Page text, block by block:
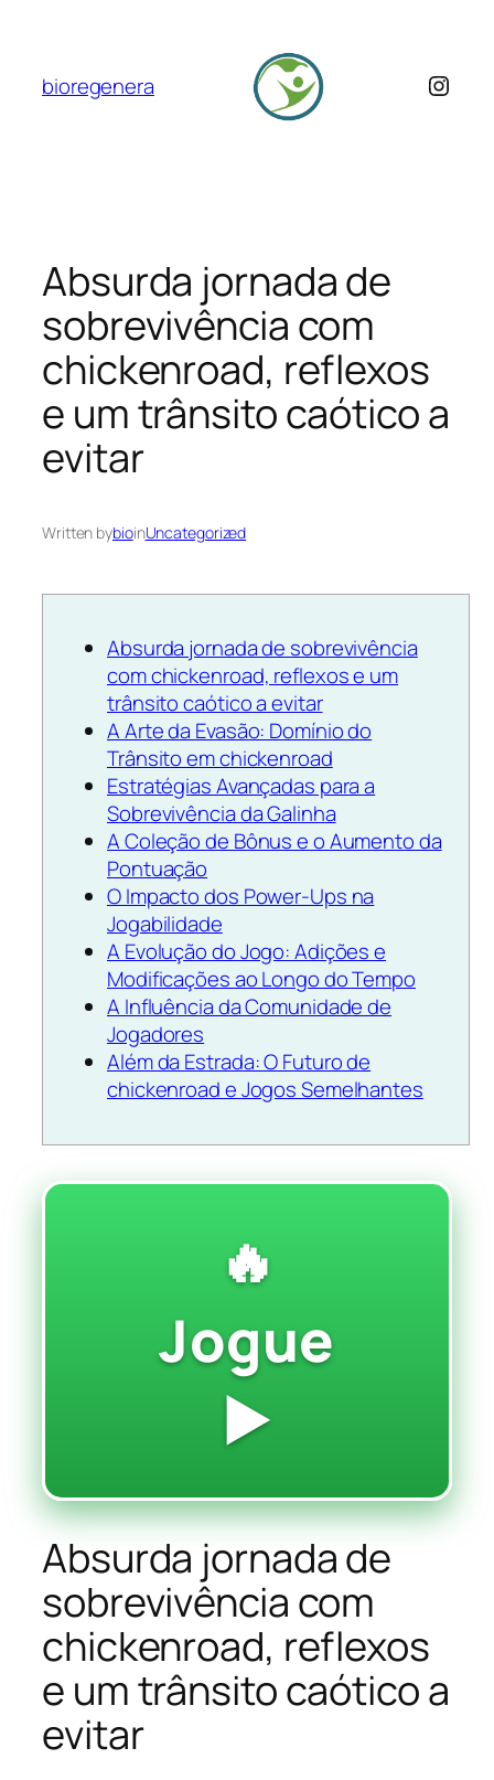
content
bioregenera
Absurda jornada de
sobrevivência com
chickenroad, reflexos
e um trânsito caótico a
evitar
Written bybioinUncategorized
Absurda jornada de sobrevivência
com chickenroad, reflexos e um
trânsito caótico a evitar
A Arte da Evasão: Domínio do
Trânsito em chickenroad
Estratégias Avançadas para a
Sobrevivência da Galinha
A Coleção de Bônus e o Aumento da
Pontuação
O Impacto dos Power-Ups na
Jogabilidade
A Evolução do Jogo: Adições e
Modificações ao Longo do Tempo
A Influência da Comunidade de
Jogadores
Além da Estrada: O Futuro de
chickenroad e Jogos Semelhantes
🔥
Jogue
▶️
Absurda jornada de
sobrevivência com
chickenroad, reflexos
e um trânsito caótico a
evitar